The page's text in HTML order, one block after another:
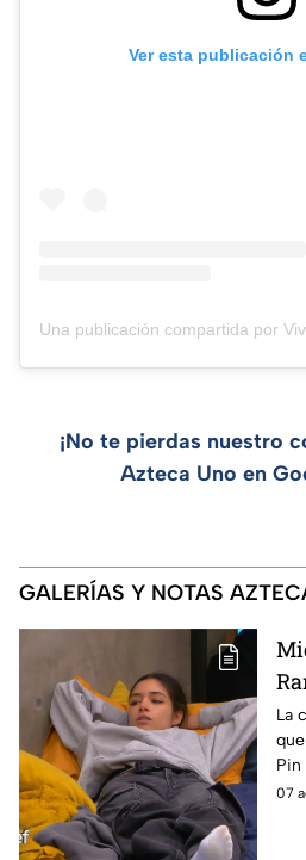
Ver esta publicación
¡No te pierdas nuestro
Azteca Uno en
GALERÍAS Y NOTAS
La
Pin
07